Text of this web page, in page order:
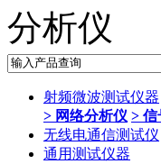
分析仪
射频微波测试仪器
> 网络分析仪 > 信
无线电通信测试仪
通用测试仪器